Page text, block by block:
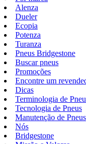
Alenza
Dueler
Ecopia
Potenza
Turanza
Pneus Bridgestone
Buscar pneus
Promoções
Encontre um
Dicas
Terminologia de
Tecnologia de Pneus
Manutenção de Pneus
Nós
Bridgestone